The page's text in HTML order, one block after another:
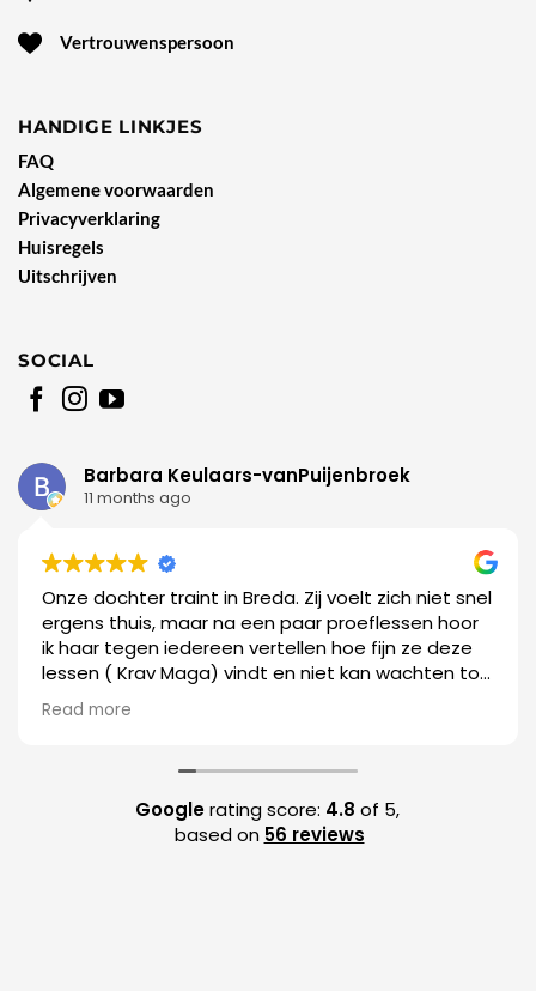
Vertrouwenspersoon
HANDIGE LINKJES
FAQ
Algemene voorwaarden
Privacyverklaring
Huisregels
Uitschrijven
SOCIAL
Barbara Keulaars-vanPuijenbroek
11 months ago
Onze dochter traint in Breda. Zij voelt zich niet snel
ergens thuis, maar na een paar proeflessen hoor
ik haar tegen iedereen vertellen hoe fijn ze deze
lessen ( Krav Maga) vindt en niet kan wachten tot
de volgende les. Dat is natuurlijk het
allerbelangrijkste, maar daarnaast wordt er ook
vragen etc.. echt top!
Read more
Googlerating score: 4.8 of 5,
based on 56 reviews